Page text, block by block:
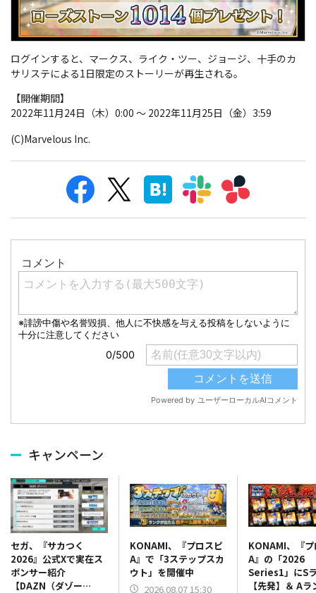
ログインすると、マークス、ライク・ツー、ジョージ、十手のカ
サリステによる1日限定のストーリーが再生される。
【開催期間】
2022年11月24日（木）0:00 ～ 2022年11月25日（金）3:59
(C)Marvelous Inc.
キャンペーン
セガ、『サカつく
2026』公式Xで実在ス
ポンサー紹介
【DAZN（ダゾー
KONAMI、『プロスピ
A』で「3ステップスカ
ウト」を開催中
2026.08.07 15:30
KONAMI、『
A』の「2026
Series1」にS
【先発】＆ Aラ